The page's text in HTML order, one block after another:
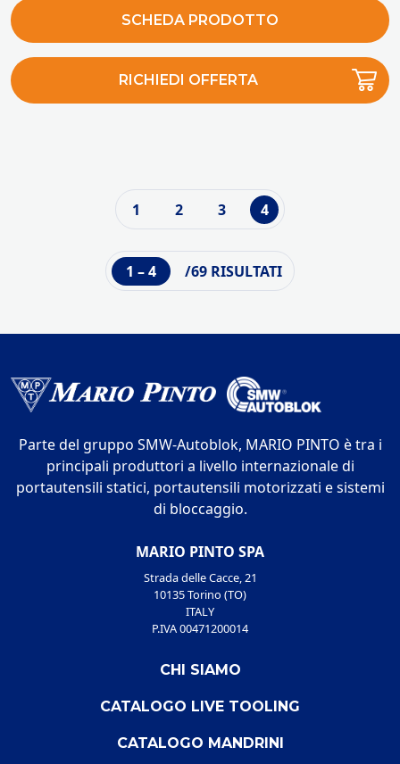
SCHEDA PRODOTTO
RICHIEDI OFFERTA
1 2 3 4
1 – 4 /69 RISULTATI
Parte del gruppo SMW-Autoblok, MARIO PINTO è tra i
principali produttori a livello internazionale di
portautensili statici, portautensili motorizzati e sistemi
di bloccaggio.
MARIO PINTO SPA
Strada delle Cacce, 21
10135 Torino (TO)
ITALY
P.IVA 00471200014
CHI SIAMO
CATALOGO LIVE TOOLING
CATALOGO MANDRINI